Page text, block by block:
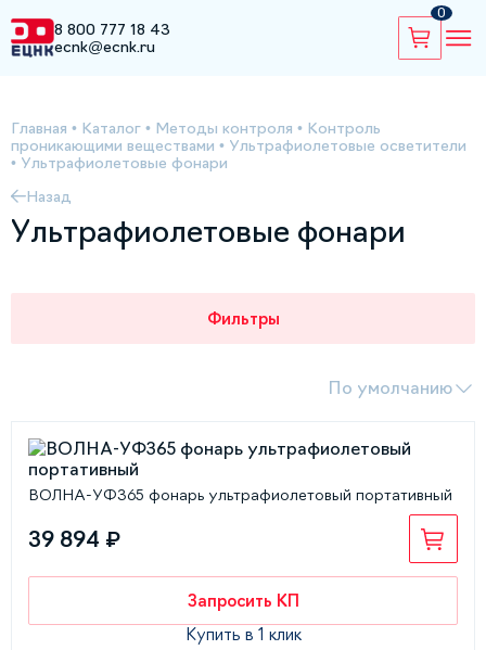
8 800 777 18 43
ecnk@ecnk.ru
0
Главная • Каталог • Методы контроля • Контроль
проникающими веществами • Ультрафиолетовые осветители
• Ультрафиолетовые фонари
Назад
Ультрафиолетовые фонари
Фильтры
По умолчанию
ВОЛНА-УФ365 фонарь ультрафиолетовый портативный
39 894 ₽
Запросить КП
Купить в 1 клик